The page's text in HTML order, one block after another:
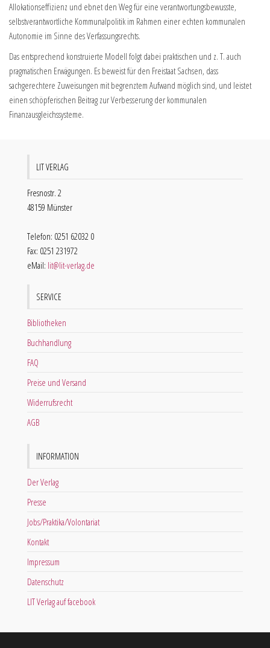
Allokationseffizienz und ebnet den Weg für eine verantwortungsbewusste,
selbstverantwortliche Kommunalpolitik im Rahmen einer echten kommunalen
Autonomie im Sinne des Verfassungsrechts.
Das entsprechend konstruierte Modell folgt dabei praktischen und z. T. auch
pragmatischen Erwägungen. Es beweist für den Freistaat Sachsen, dass
sachgerechtere Zuweisungen mit begrenztem Aufwand möglich sind, und leistet
einen schöpferischen Beitrag zur Verbesserung der kommunalen
Finanzausgleichssysteme.
LIT VERLAG
Fresnostr. 2
48159 Münster
Telefon: 0251 62032 0
Fax: 0251 231972
eMail: lit@lit-verlag.de
SERVICE
Bibliotheken
Buchhandlung
FAQ
Preise und Versand
Widerrufsrecht
AGB
INFORMATION
Der Verlag
Presse
Jobs/Praktika/Volontariat
Kontakt
Impressum
Datenschutz
LIT Verlag auf facebook